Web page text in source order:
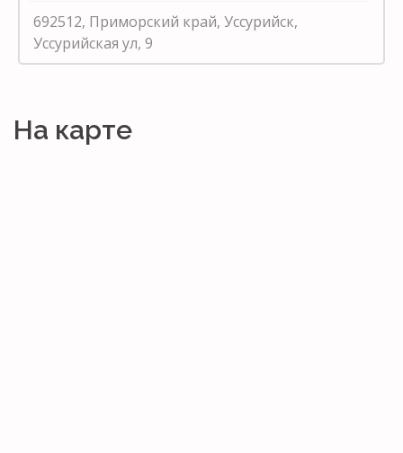
692512, Приморский край, Уссурийск,
Уссурийская ул, 9
На карте